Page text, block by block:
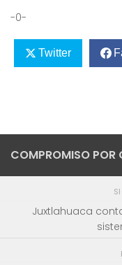
-0-
Twitter
COMPROMISO POR
Juxtlahuaca